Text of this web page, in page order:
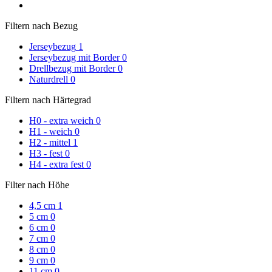
Filtern nach Bezug
Jerseybezug 1
Jerseybezug mit Border 0
Drellbezug mit Border 0
Naturdrell 0
Filtern nach Härtegrad
H0 - extra weich 0
H1 - weich 0
H2 - mittel 1
H3 - fest 0
H4 - extra fest 0
Filter nach Höhe
4,5 cm 1
5 cm 0
6 cm 0
7 cm 0
8 cm 0
9 cm 0